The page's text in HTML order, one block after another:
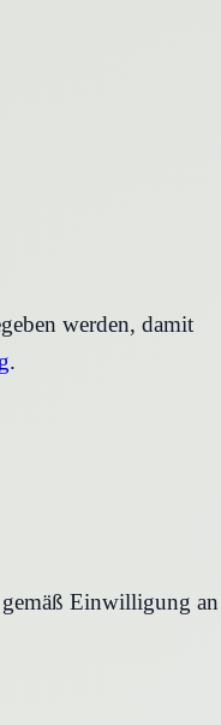
werden, damit
.
Einwilligung an